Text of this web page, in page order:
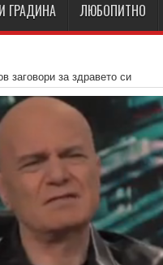
ГРАДИНА ЛЮБОПИТНО
заговори за здравето си